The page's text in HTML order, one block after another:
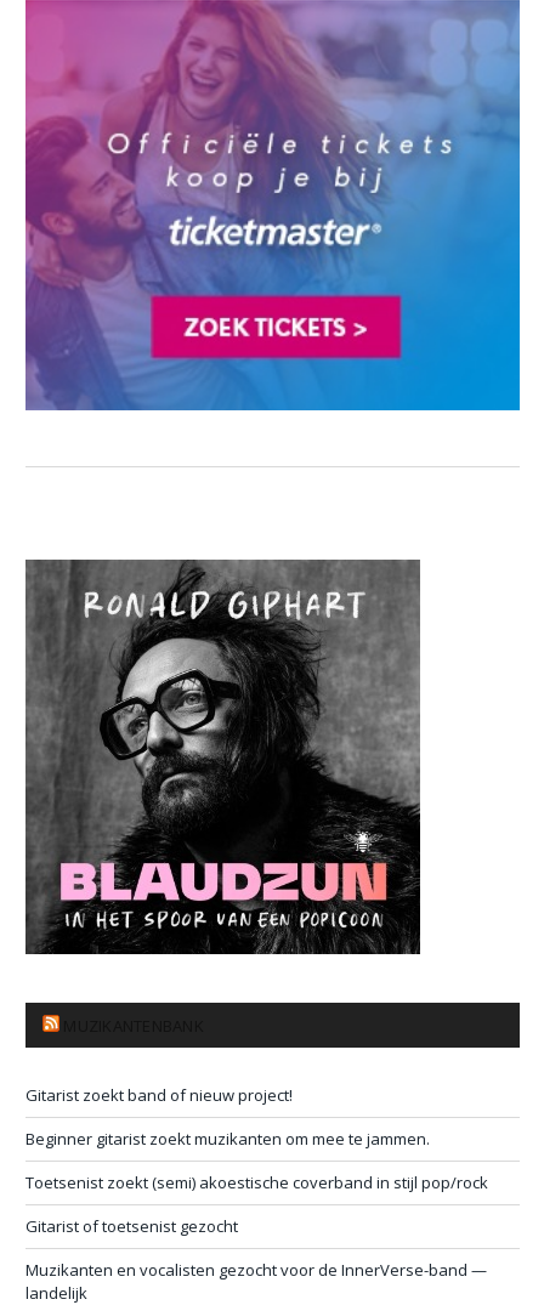
Gitarist zoekt band of nieuw project!
Beginner gitarist zoekt muzikanten om mee te jammen.
Toetsenist zoekt (semi) akoestische coverband in stijl pop/rock
Gitarist of toetsenist gezocht
Muzikanten en vocalisten gezocht voor de InnerVerse-band —
landelijk